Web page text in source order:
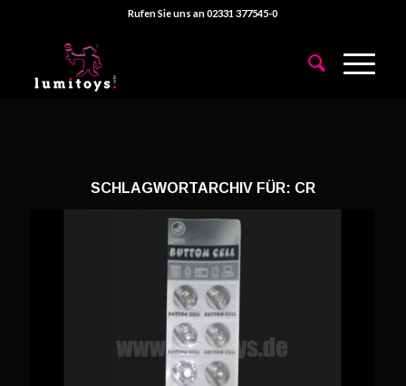
Rufen Sie uns an 02331 377545-0
SCHLAGWORTARCHIV FÜR: CR